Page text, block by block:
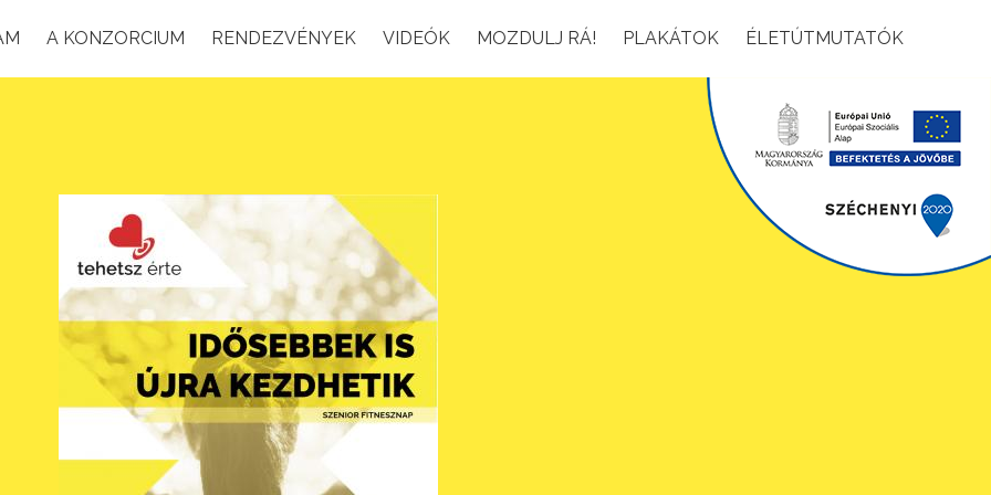
A KONZORCIUM RENDEZVÉNYEK VIDEÓK MOZDULJ RÁ! PLAKÁTOK ÉLETÚTMUTATÓK